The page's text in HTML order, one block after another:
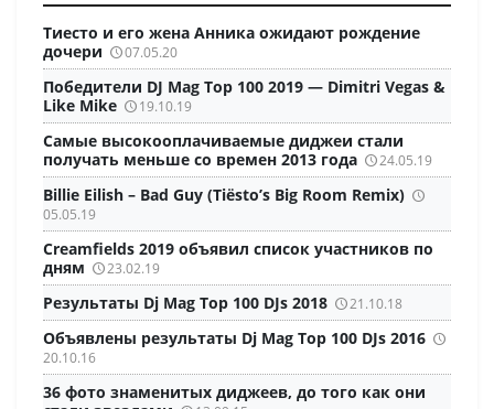
Тиесто и его жена Анника ожидают рождение
дочери
07.05.20
Победители DJ Mag Top 100 2019 — Dimitri Vegas &
Like Mike
19.10.19
Самые высокооплачиваемые диджеи стали
получать меньше со времен 2013 года
24.05.19
Billie Eilish – Bad Guy (Tiësto’s Big Room Remix)
05.05.19
Creamfields 2019 объявил список участников по
дням
23.02.19
Результаты Dj Mag Top 100 DJs 2018 21.10.18
Объявлены результаты Dj Mag Top 100 DJs 2016
20.10.16
36 фото знаменитых диджеев, до того как они